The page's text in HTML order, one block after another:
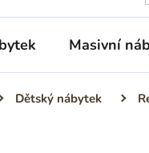
Masivní
Dětský nábytek